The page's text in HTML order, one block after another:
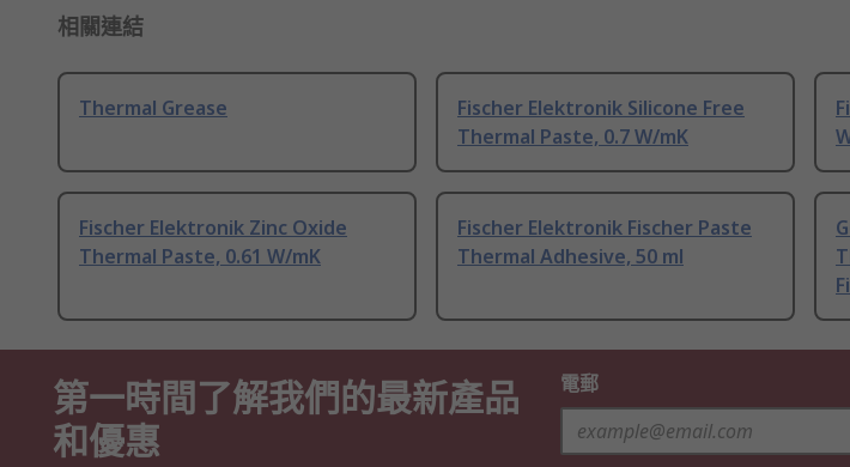
相關連結
Thermal Grease
Fischer Elektronik Silicone Free
Thermal Paste, 0.7 W/mK
Fischer Elektronik Zinc Oxide
Thermal Paste, 0.61 W/mK
Fischer Elektronik Fischer Paste
Thermal Adhesive, 50 ml
第一時間了解我們的最新產品
和優惠
電郵